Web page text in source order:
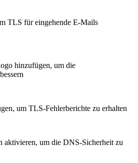
TLS für eingehende E-Mails
hinzufügen, um die
um TLS-Fehlerberichte zu erhalten
um die DNS-Sicherheit zu